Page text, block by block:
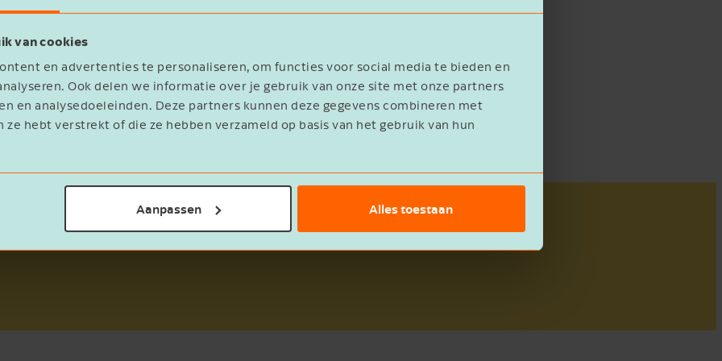
van cookies
en advertenties te personaliseren, om functies voor social media te bieden en
Ook delen we informatie over je gebruik van onze site met onze partners
en analysedoeleinden. Deze partners kunnen deze gegevens combineren met
hebt verstrekt of die ze hebben verzameld op basis van het gebruik van hun
Aanpassen Alles toestaan
vergelijken met de gegevens die door verkopers zelf zijn
van activiteiten die als onderneming aangemerkt kunnen
verkopers op actie van de Belastingdienst rekenen.
is belasting verschuldigd. Dit was altijd al zo. De
Bedrijfsnaam